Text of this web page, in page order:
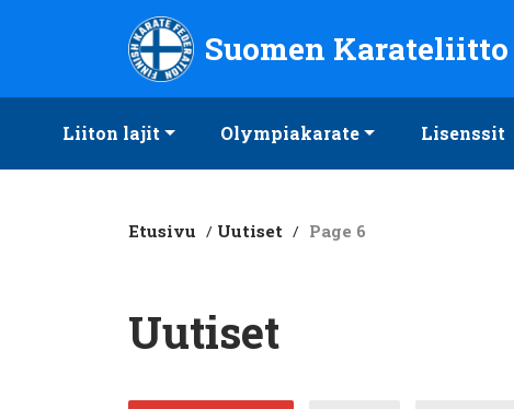
Suomen Karateliitto ry
Suomen Karateliitto
Liiton lajit Olympiakarate Lisenssit
Etusivu / Uutiset / Page 6
Uutiset